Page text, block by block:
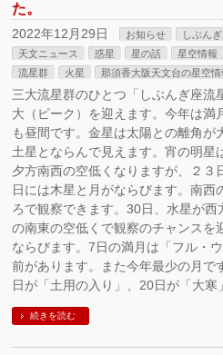
た。
2022年12月29日 お知らせ しぶん
天文ニュース
惑星 星の話 星空情報
流星群
火星 那須香大阪天文台の星空情
三大流星群のひとつ「しぶんぎ座流
大（ピーク）を迎えます。今年は満
も昼間です。金星は太陽との離角が
土星とならんで見えます。宵の明星
夕方南西の空低くなりますが、２３
日には木星と月がならびます。南西
ろで観察できます。30日、水星が
の南東の空低くで観察のチャンスを
ならびます。7日の満月は「フル・
前があります。また今年最少の月で
日が「土用の入り」、20日が「大寒
続きを読む